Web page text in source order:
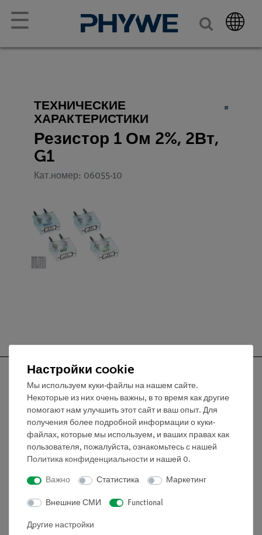
☰
ТЕХНИЧЕСКИЕ
ХАРАКТЕРИСТИКИ
Резистор 1 Ом 2%, 2Вт,
G1
Кат.номер: 06055-10
Nach oben
Информация
Контактное лицо
Условия сотрудничества
Вводные данные
Настройки cookie
Мы используем куки-файлы на нашем сайте.
Некоторые из них очень важны, в то время как другие
помогают нам улучшить этот сайт и ваш опыт. Для
получения более подробной информации о куки-
файлах, которые мы используем, и ваших правах как
пользователя, пожалуйста, ознакомьтесь с нашей
Политика конфиденциальности и нашей 0.
Важно Статистика Маркетинг
Внешние СМИ Functional
Другие настройки